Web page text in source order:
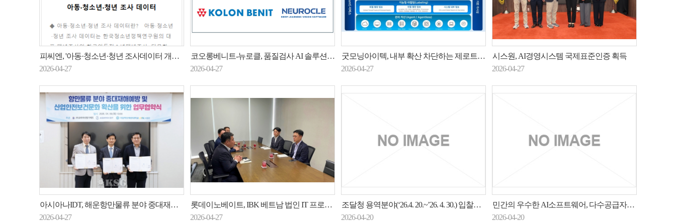
피씨엔, '아동·청소년·청년 조사데이터 개방체계' 구축…데이터 개방사업 일환
2026-04-27
코오롱베니트-뉴로클, 품질검사 AI 솔루션 출시
2026-04-27
굿모닝아이텍, 내부 확산 차단하는 제로트러스트 보안 전략 제시
2026-04-27
시스원, AI경영시스템 국제표준인증 획득
2026-04-27
아시아나IDT, 해운항만물류 분야 중대재해 예방 도우미 박차
2026-04-27
롯데이노베이트, IBK 베트남 법인 IT 프로젝트 수주
2026-04-27
조달청 용역분야(‘26.4. 20.~’26. 4. 30.) 입찰동향
2026-04-20
민간의 우수한 AI소프트웨어, 다수공급자계약으로 공공시장에 더 빠르게 진입한다
2026-04-20